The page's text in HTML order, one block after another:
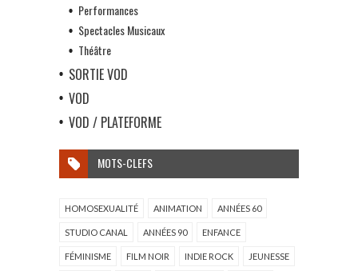
Performances
Spectacles Musicaux
Théâtre
SORTIE VOD
VOD
VOD / PLATEFORME
MOTS-CLEFS
HOMOSEXUALITÉ ANIMATION ANNÉES 60
STUDIO CANAL ANNÉES 90 ENFANCE
FÉMINISME FILM NOIR INDIE ROCK JEUNESSE